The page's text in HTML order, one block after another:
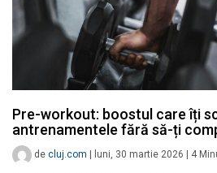
Pre-workout: boostul care îți
antrenamentele fără să-ți
de cluj.com luni, 30 martie 2026 4